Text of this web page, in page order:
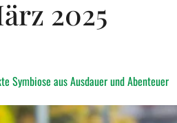
2025
Symbiose aus Ausdauer und Abenteuer